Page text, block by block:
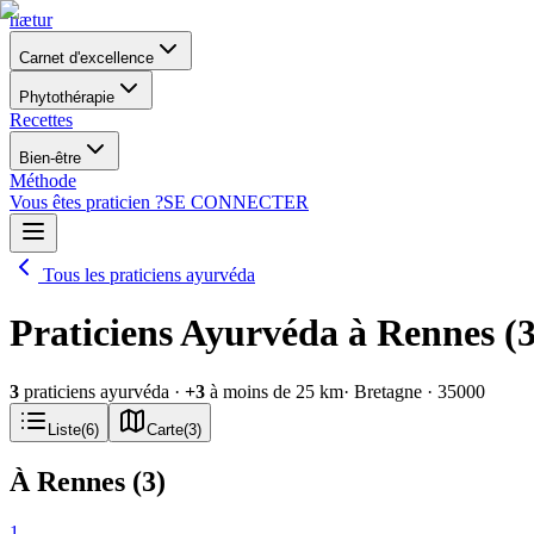
nætur
Carnet d'excellence
Phytothérapie
Recettes
Bien-être
Méthode
Vous êtes praticien ?SE CONNECTER
Tous les praticiens ayurvéda
Praticiens Ayurvéda à Rennes
3 praticiens ayurvéda · +3 à moins de 25 km· Bretagne · 35000
Liste(6) Carte(3)
À Rennes (3)